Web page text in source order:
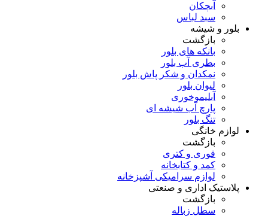
آبچکان
سبد لباس
بلور و شیشه
بازگشت
بانکه های بلور
بطری آب بلور
نمکدان و شکر پاش بلور
لیوان بلور
آبلیموخوری
پارچ آب شیشه ای
تنگ بلور
لوازم خانگی
بازگشت
قوری و کتری
کمد و کتابخانه
لوازم سرامیکی آشپزخانه
پلاستیک اداری و صنعتی
بازگشت
سطل زباله